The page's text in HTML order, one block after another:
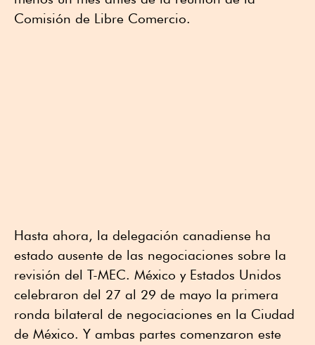
Comisión de Libre Comercio.
Hasta ahora, la delegación canadiense ha
estado ausente de las negociaciones sobre la
revisión del T-MEC. México y Estados Unidos
celebraron del 27 al 29 de mayo la primera
ronda bilateral de negociaciones en la Ciudad
de México. Y ambas partes comenzaron este